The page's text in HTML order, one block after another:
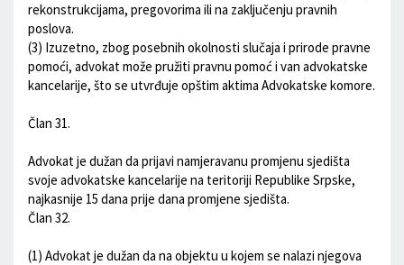
rekonstrukcijama, pregovorima ili na zaključenju pravnih
poslova.
(3) Izuzetno, zbog posebnih okolnosti slučaja i prirode pravne
pomoći, advokat može pružiti pravnu pomoć i van advokatske
kancelarije, što se utvrđuje opštim aktima Advokatske komore.
Član 31.
Advokat je dužan da prijavi namjeravanu promjenu sjedišta
svoje advokatske kancelarije na teritoriji Republike Srpske,
najkasnije 15 dana prije dana promjene sjedišta.
Član 32.
(1) Advokat je dužan da na objektu u kojem se nalazi njegova